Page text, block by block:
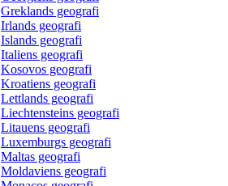
Greklands geografi
Irlands geografi
Islands geografi
Italiens geografi
Kosovos geografi
Kroatiens geografi
Lettlands geografi
Liechtensteins geografi
Litauens geografi
Luxemburgs geografi
Maltas geografi
Moldaviens geografi